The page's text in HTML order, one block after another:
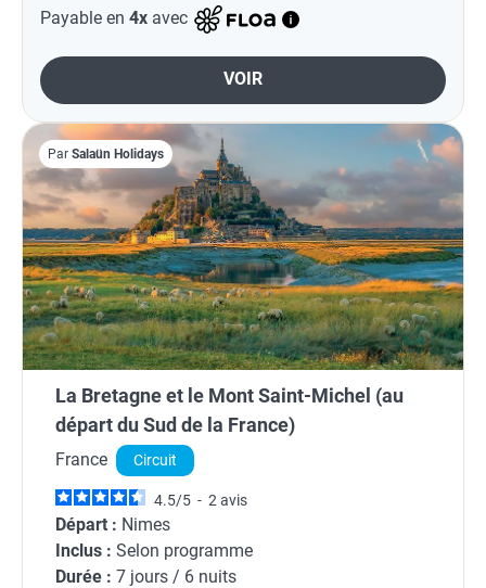
Payable en 4x avec
VOIR
Par Salaün Holidays
La Bretagne et le Mont Saint-Michel (au
départ du Sud de la France)
France Circuit
4.5/5 - 2 avis
Départ : Nimes
Inclus : Selon programme
Durée : 7 jours / 6 nuits